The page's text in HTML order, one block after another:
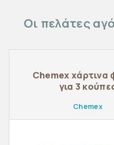
Οι πελάτες
Chemex χάρτινα
για 3
Chemex